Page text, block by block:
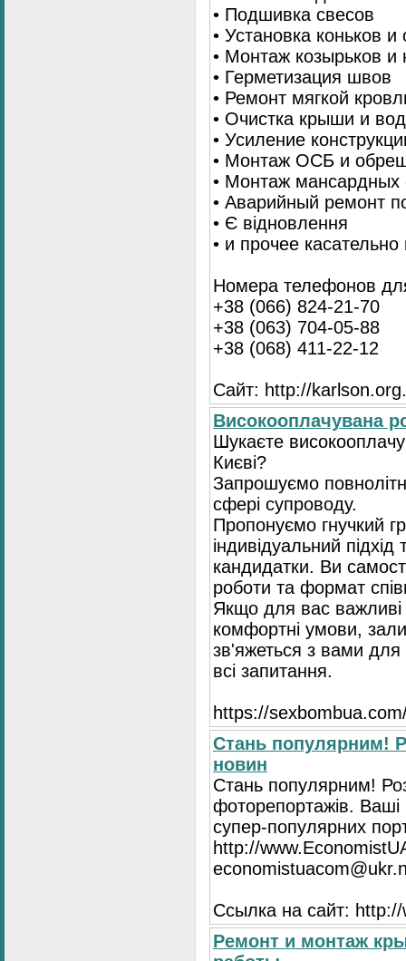
• Подшивка свесов
• Установка коньков и
• Монтаж козырьков и
• Герметизация швов
• Ремонт мягкой
• Очистка крыши и
• Усиление
• Монтаж ОСБ и
• Монтаж мансардных
• Аварийный ремонт
• Є відновлення
• и прочее
Номера телефонов
+38 (066) 824-21-70
+38 (063) 704-05-88
+38 (068) 411-22-12
Сайт: http://
Високооплачувана
Шукаєте
Києві?
Запрошуємо
сфері супроводу.
Пропонуємо гнучкий
індивідуальний
кандидатки. Ви
роботи та формат
Якщо для вас важливі
комфортні умови,
зв'яжеться з вами для
всі запитання.
https://
Стань популярним!
новин
Стань популярним!
фоторепортажів. Ваші
супер-популярних
http://
Ссылка на сайт:
Ремонт и монтаж